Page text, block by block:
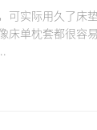
可实际用久了床
床单枕套都很容